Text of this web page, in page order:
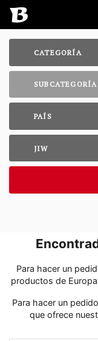
CATEGORÍA
SUBCATEGORÍA
PAÍS
JIW
Para hacer un
productos de
Para hacer un
que ofrece